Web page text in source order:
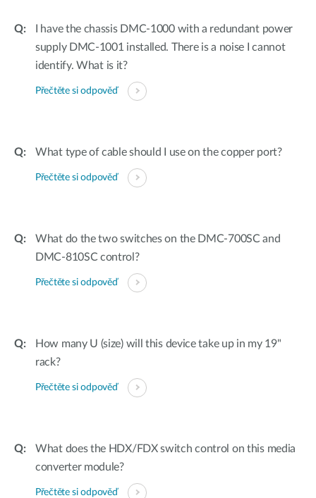
I have the chassis DMC-1000 with a redundant power
supply DMC-1001 installed. There is a noise I cannot
identify. What is it?
Přečtěte si odpověď
What type of cable should I use on the copper port?
Přečtěte si odpověď
What do the two switches on the DMC-700SC and
DMC-810SC control?
Přečtěte si odpověď
How many U (size) will this device take up in my 19"
rack?
Přečtěte si odpověď
What does the HDX/FDX switch control on this media
converter module?
Přečtěte si odpověď